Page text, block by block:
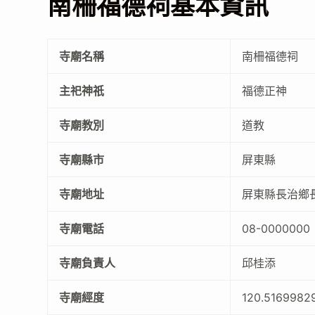
寺廟名稱 南柵福德祠
主祀神祇 福德正神
寺廟教別 道教
寺廟縣市 屏東縣
寺廟地址 屏東縣長治鄉
寺廟電話 08-0000000
寺廟負責人 邱桂添
寺廟經度